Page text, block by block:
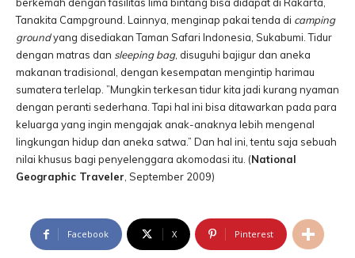
Tanakita Campground. Lainnya, menginap pakai tenda di camping
groundyang disediakan Taman Safari Indonesia, Sukabumi. Tidur
dengan matras dan sleeping bag, disuguhi bajigur dan aneka
makanan tradisional, dengan kesempatan mengintip harimau
sumatera terlelap. ”Mungkin terkesan tidur kita jadi kurang nyaman
dengan peranti sederhana. Tapi hal ini bisa ditawarkan pada para
keluarga yang ingin mengajak anak-anaknya lebih mengenal
lingkungan hidup dan aneka satwa.” Dan hal ini, tentu saja sebuah
nilai khusus bagi penyelenggara akomodasi itu. (National
Geographic Traveler , September 2009)
Facebook X Pinterest